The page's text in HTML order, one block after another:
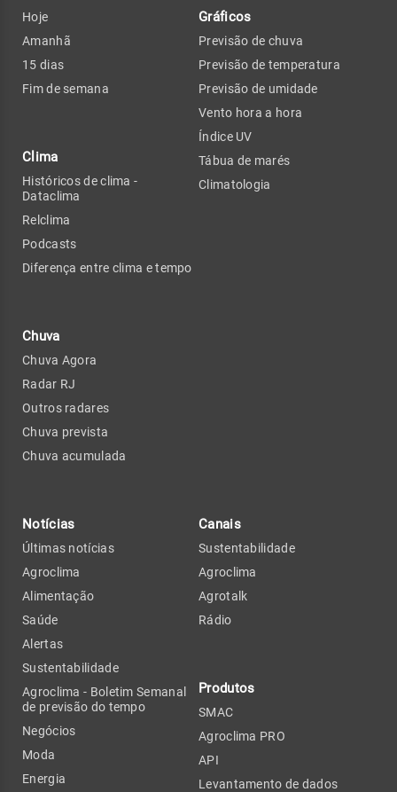
Hoje
Amanhã
15 dias
Fim de semana
Clima
Históricos de clima -
Dataclima
Relclima
Podcasts
Diferença entre clima e tempo
Chuva
Chuva Agora
Radar RJ
Outros radares
Chuva prevista
Chuva acumulada
Gráficos
Previsão de chuva
Previsão de temperatura
Previsão de umidade
Vento hora a hora
Índice UV
Tábua de marés
Climatologia
Notícias
Últimas notícias
Agroclima
Alimentação
Saúde
Alertas
Sustentabilidade
Agroclima - Boletim Semanal
de previsão do tempo
Negócios
Moda
Energia
Canais
Sustentabilidade
Agroclima
Agrotalk
Rádio
Produtos
SMAC
Agroclima PRO
API
Levantamento de dados